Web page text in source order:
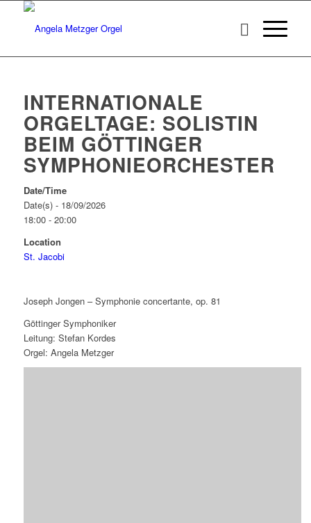
INTERNATIONALE
ORGELTAGE: SOLISTIN
BEIM GÖTTINGER
SYMPHONIEORCHESTER
Date/Time
Date(s) - 18/09/2026
18:00 - 20:00
Location
St. Jacobi
Joseph Jongen – Symphonie concertante, op. 81
Göttinger Symphoniker
Leitung: Stefan Kordes
Orgel: Angela Metzger